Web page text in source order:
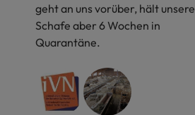
geht an uns vorüber, hält unsere
Schafe aber 6 Wochen in
Quarantäne.